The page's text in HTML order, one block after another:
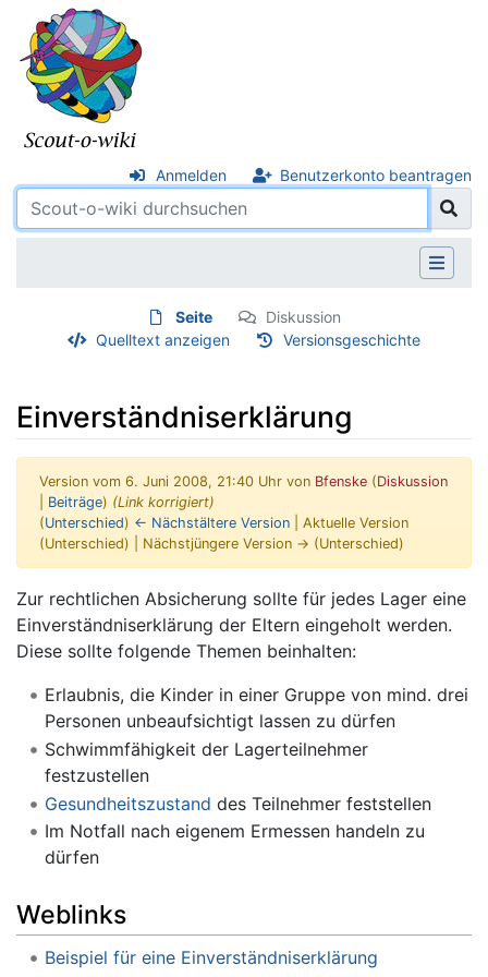
Anmelden Benutzerkonto beantragen
Seite
Diskussion
Quelltext anzeigen
Versionsgeschichte
Einverständniserklärung
Version vom 6. Juni 2008, 21:40 Uhr von Bfenske (Diskussion
Beiträge) (Link korrigiert)
(Unterschied) ← Nächstältere Version | Aktuelle Version
(Unterschied) | Nächstjüngere Version → (Unterschied)
Wechseln zu:Navigation,Suche
Zur rechtlichen Absicherung sollte für jedes Lager eine
Einverständniserklärung der Eltern eingeholt werden.
Diese sollte folgende Themen beinhalten:
Erlaubnis, die Kinder in einer Gruppe von mind. drei
Personen unbeaufsichtigt lassen zu dürfen
Schwimmfähigkeit der Lagerteilnehmer
festzustellen
Gesundheitszustand des Teilnehmer feststellen
Im Notfall nach eigenem Ermessen handeln zu
dürfen
Weblinks
Beispiel für eine Einverständniserklärung